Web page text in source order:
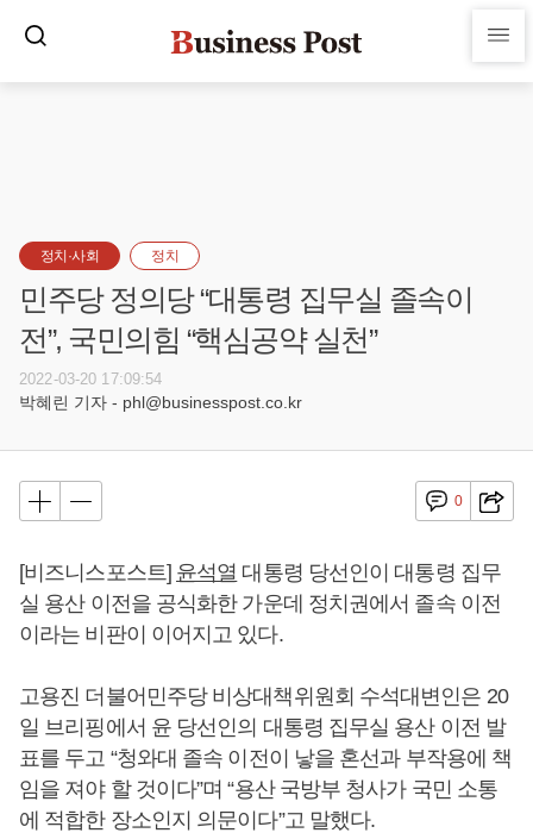
정치·사회 정치
민주당 정의당 “대통령 집무실 졸속이
전”, 국민의힘 “핵심공약 실천”
2022-03-20 17:09:54
박혜린 기자 - phl@businesspost.co.kr
0
[비즈니스포스트] 윤석열 대통령 당선인이 대통령 집무
실 용산 이전을 공식화한 가운데 정치권에서 졸속 이전
이라는 비판이 이어지고 있다.
고용진 더불어민주당 비상대책위원회 수석대변인은 20
일 브리핑에서 윤 당선인의 대통령 집무실 용산 이전 발
표를 두고 “청와대 졸속 이전이 낳을 혼선과 부작용에 책
임을 져야 할 것이다”며 “용산 국방부 청사가 국민 소통
에 적합한 장소인지 의문이다”고 말했다.